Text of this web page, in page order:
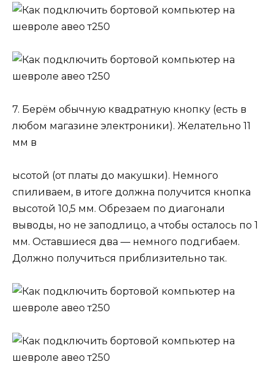
7. Берём обычную квадратную кнопку (есть в
любом магазине электроники). Желательно 11
мм в
ысотой (от платы до макушки). Немного
спиливаем, в итоге должна получится кнопка
высотой 10,5 мм. Обрезаем по диагонали
выводы, но не заподлицо, а чтобы осталось по 1
мм. Оставшиеся два — немного подгибаем.
Должно получиться приблизительно так.